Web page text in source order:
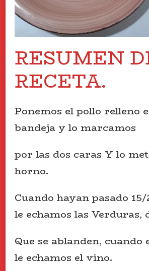
RESUMEN
RECETA.
Ponemos el pollo relleno
bandeja y lo marcamos
por las dos caras Y lo
horno.
Cuando hayan pasado
le echamos las Verduras,
Que se ablanden, cuando
le echamos el vino.